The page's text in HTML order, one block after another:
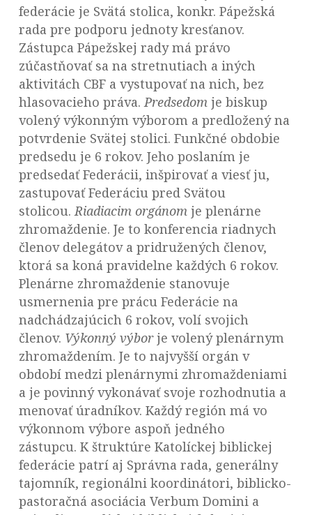
federácie je Svätá stolica, konkr. Pápežská
rada pre podporu jednoty kresťanov.
Zástupca Pápežskej rady má právo
zúčastňovať sa na stretnutiach a iných
aktivitách CBF a vystupovať na nich, bez
hlasovacieho práva.Predsedom je biskup
volený výkonným výborom a predložený na
potvrdenie Svätej stolici. Funkčné obdobie
predsedu je 6 rokov. Jeho poslaním je
predsedať Federácii, inšpirovať a viesť ju,
zastupovať Federáciu pred Svätou
stolicou.Riadiacim orgánom je plenárne
zhromaždenie. Je to konferencia riadnych
členov delegátov a pridružených členov,
ktorá sa koná pravidelne každých 6 rokov.
Plenárne zhromaždenie stanovuje
usmernenia pre prácu Federácie na
nadchádzajúcich 6 rokov, volí svojich
členov. Výkonný výborje volený plenárnym
zhromaždením. Je to najvyšší orgán v
období medzi plenárnymi zhromaždeniami
a je povinný vykonávať svoje rozhodnutia a
menovať úradníkov. Každý región má vo
výkonnom výbore aspoň jedného
zástupcu. K štruktúre Katolíckej biblickej
federácie patrí aj Správna rada, generálny
tajomník, regionálni koordinátori, biblicko-
pastoračná asociácia Verbum Domini a